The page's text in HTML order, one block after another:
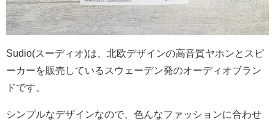
Sudio(スーディオ)は、北欧デザインの高音質ヤホンとスピ
ーカーを販売しているスウェーデン発のオーディオブラン
ドです。
シンプルなデザインなので、色んなファッションに合わせ